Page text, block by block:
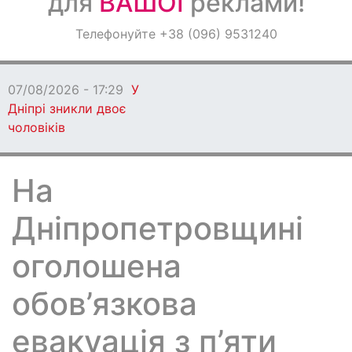
ОголошенняТелефонуйте +38 (096) 9531240
07/08/2026 - 17:29 У
Дніпрі зникли двоє
чоловіків
На
Дніпропетровщині
оголошена
обов’язкова
евакуація з п’яти